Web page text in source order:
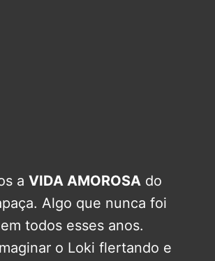
a VIDA AMOROSA do
Algo que nunca foi
todos esses anos.
o Loki flertando e